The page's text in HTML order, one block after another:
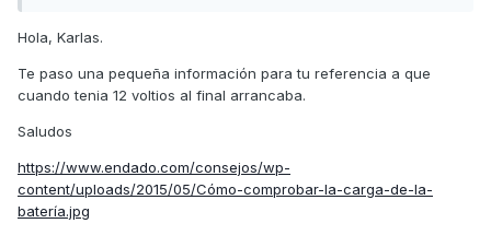
descargarse la batería. Todas las ideas y aportaciones son
Hola, Karlas.
Te paso una pequeña información para tu referencia a que
cuando tenia 12 voltios al final arrancaba.
Saludos
https://www.endado.com/consejos/wp-
content/uploads/2015/05/Cómo-comprobar-la-carga-de-la-
batería.jpg